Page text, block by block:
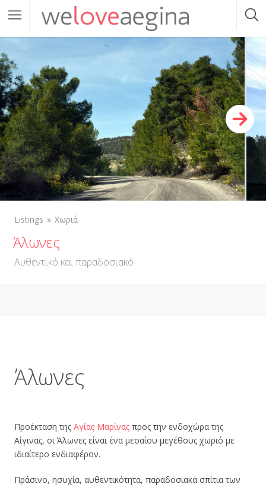
Listings Χωριά
Άλωνες
Αυθεντικό και παραδοσιακό
Άλωνες
Προέκταση της Αγίας Μαρίνας προς την ενδοχώρα της
Αίγινας, οι Άλωνες είναι ένα μεσαίου μεγέθους χωριό με
ιδιαίτερο ενδιαφέρον.
Πράσινο, ησυχία, αυθεντικότητα, παραδοσιακά σπίτια των